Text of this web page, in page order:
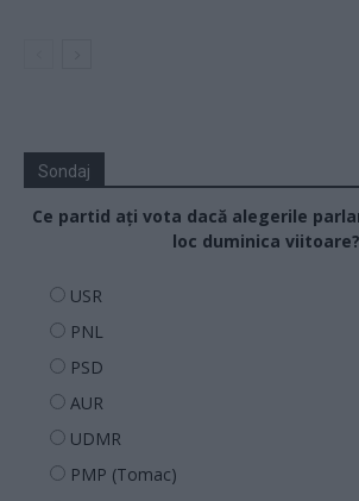
Sondaj
Ce partid ați vota dacă alegerile
loc duminica viitoare?
USR
PNL
PSD
AUR
UDMR
PMP (Tomac)